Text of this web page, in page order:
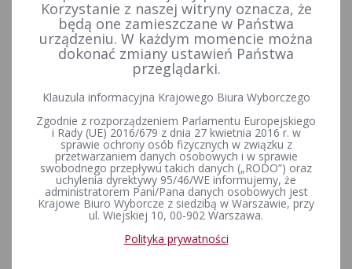
Finansowanie kampanii wyborczych Wybory Samorządowe Wybory Samorządowe 2024
KOMUNIKAT PAŃSTWOWEJ KOMISJI WYBORCZEJ z dnia 28
sprawozdaniach finansowych komitetów wyborczych
uczestniczących w wyborach organów jednostek samorządu
terytorialnego przeprowadzonych w dniach 7 i 21 kwietnia
2024 r.
Komunikat Państwowej Komisji Wyborczej z dnia 31 lipca 2024
r. W sprawie sprawozdań finansowych komitetów
wyborczych uczestniczących w wyborach organów jednostek
Korzystanie z naszej witryny oznacza, że
będą one zamieszczane w Państwa
urządzeniu. W każdym momencie można
dokonać zmiany ustawień Państwa
przeglądarki.
Klauzula informacyjna Krajowego Biura Wyborczego
Zgodnie z rozporządzeniem Parlamentu Europejskiego
i Rady (UE) 2016/679 z dnia 27 kwietnia 2016 r. w
sprawie ochrony osób fizycznych w związku z
przetwarzaniem danych osobowych i w sprawie
swobodnego przepływu takich danych („RODO”) oraz
uchylenia dyrektywy 95/46/WE informujemy, że
administratorem Pani/Pana danych osobowych jest
Krajowe Biuro Wyborcze z siedzibą w Warszawie, przy
ul. Wiejskiej 10, 00-902 Warszawa.
Polityka prywatności